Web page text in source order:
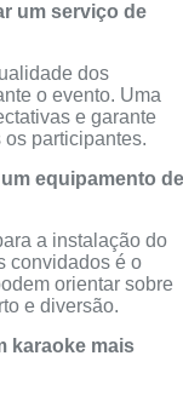
um serviço de
dos
o evento. Uma
e garante
participantes.
equipamento
a instalação do
convidados é o
orientar sobre
e diversão.
karaoke mais